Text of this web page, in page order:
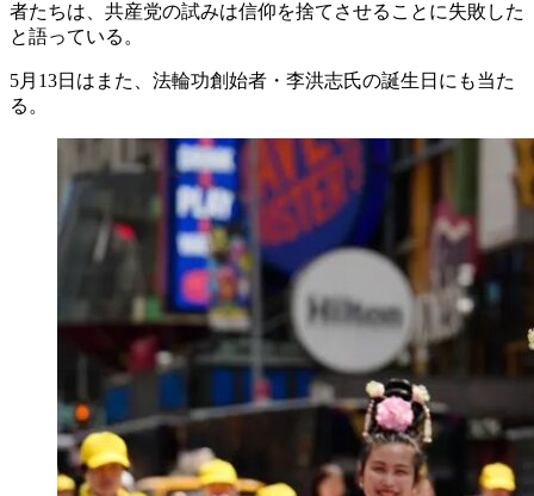
者たちは、共産党の試みは信仰を捨てさせることに失敗した
と語っている。
5月13日はまた、法輪功創始者・李洪志氏の誕生日にも当た
る。